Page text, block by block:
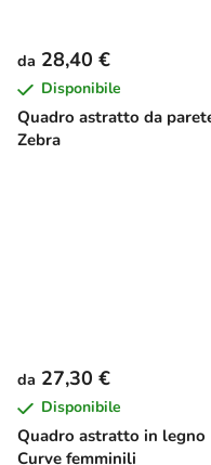
Quadro astratto da
Zebra
da 28,40 €
Disponibile
Quadro astratto in legno
Curve femminili
da 27,30 €
Disponibile